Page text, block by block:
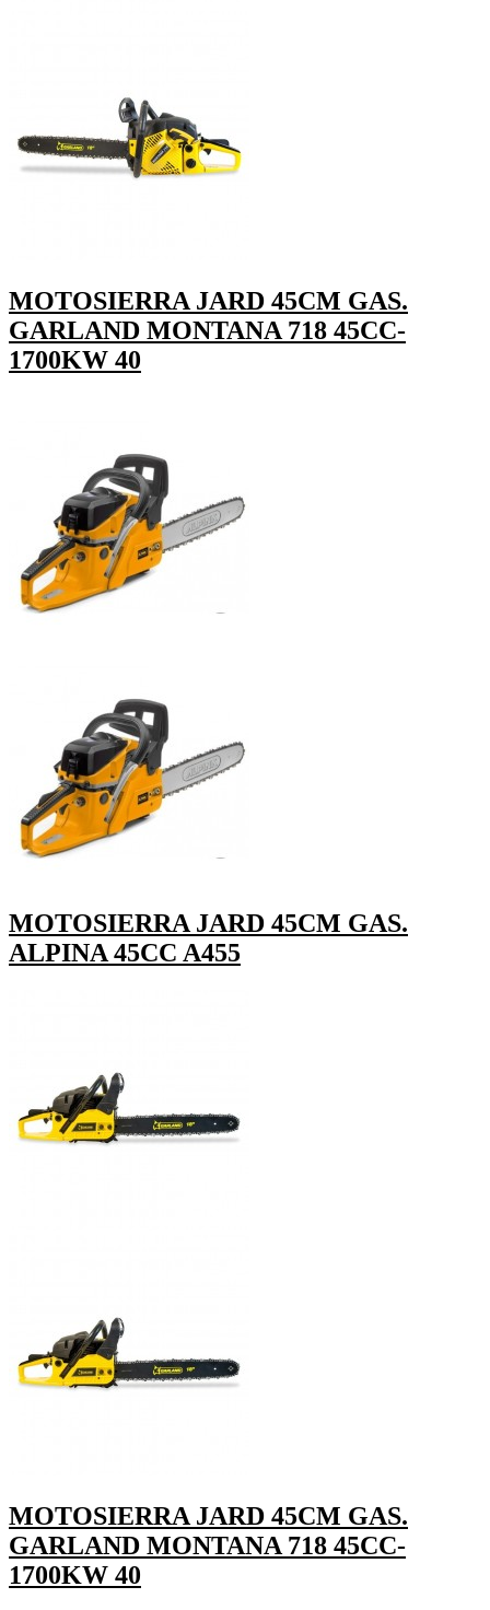
MOTOSIERRA JARD 45CM GAS.
GARLAND MONTANA 718 45CC-
1700KW 40
MOTOSIERRA JARD 45CM GAS.
ALPINA 45CC A455
MOTOSIERRA JARD 45CM GAS.
GARLAND MONTANA 718 45CC-
1700KW 40